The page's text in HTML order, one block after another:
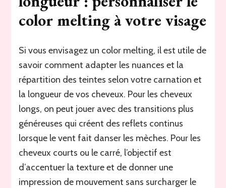
color melting à votre visage
Si vous envisagez un color melting, il est utile de
savoir comment adapter les nuances et la
répartition des teintes selon votre carnation et
la longueur de vos cheveux. Pour les cheveux
longs, on peut jouer avec des transitions plus
généreuses qui créent des reflets continus
lorsque le vent fait danser les mèches. Pour les
cheveux courts ou le carré, l’objectif est
d’accentuer la texture et de donner une
impression de mouvement sans surcharger le